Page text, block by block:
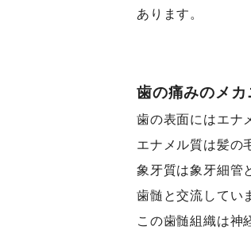
あります。
歯の痛みのメカ
歯の表面にはエナ
エナメル質は髪の
象牙質は象牙細管
歯髄と交流してい
この歯髄組織は神